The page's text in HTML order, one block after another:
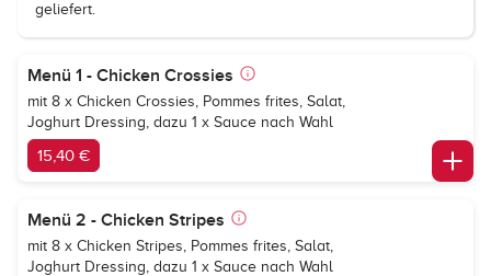
geliefert.
Menü 1 - Chicken Crossies
mit 8 x Chicken Crossies, Pommes frites, Salat,
Joghurt Dressing, dazu 1 x Sauce nach Wahl
15,40 €
Menü 2 - Chicken Stripes
mit 8 x Chicken Stripes, Pommes frites, Salat,
Joghurt Dressing, dazu 1 x Sauce nach Wahl